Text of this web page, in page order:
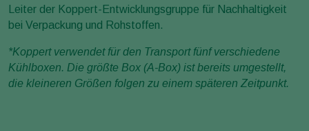
Leiter der Koppert-Entwicklungsgruppe für Nachhaltigkeit
bei Verpackung und Rohstoffen.
*Koppert verwendet für den Transport fünf verschiedene
Kühlboxen. Die größte Box (A-Box) ist bereits umgestellt,
die kleineren Größen folgen zu einem späteren Zeitpunkt.